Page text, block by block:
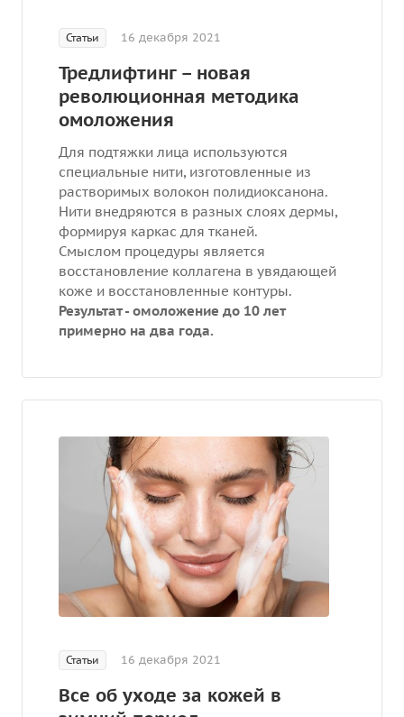
Статьи 16 декабря 2021
Тредлифтинг – новая
революционная методика
омоложения
Для подтяжки лица используются
специальные нити, изготовленные из
растворимых волокон полидиоксанона.
Нити внедряются в разных слоях дермы,
формируя каркас для тканей.
Смыслом процедуры является
восстановление коллагена в увядающей
коже и восстановленные контуры.
Результат - омоложение до 10 лет
примерно на два года.
Статьи 16 декабря 2021
Все об уходе за кожей в